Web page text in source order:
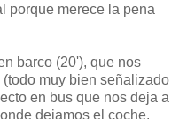
porque merece la pena
barco (20'), que nos
muy bien señalizado
en bus que nos deja a
dejamos el coche.